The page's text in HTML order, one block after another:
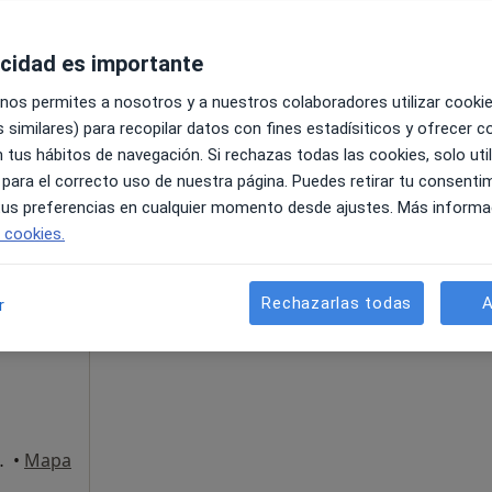
Reyes • Mapa
La reserva de cita online no está
Pedir una cita
es importante
permites a nosotros y a nuestros colaboradores utilizar
similares) para recopilar datos con fines estadísiticos y ofrecer
tus hábitos de navegación. Si rechazas todas las cookies, solo
el correcto uso de nuestra página. Puedes retirar tu
preferencias en cualquier momento desde ajustes. Más
Rechazarlas todas